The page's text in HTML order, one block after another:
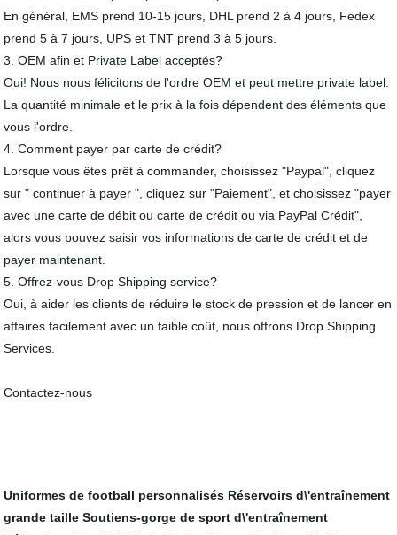
En général, EMS prend 10-15 jours, DHL prend 2 à 4 jours, Fedex
prend 5 à 7 jours, UPS et TNT prend 3 à 5 jours.
3. OEM afin et Private Label acceptés?
Oui! Nous nous félicitons de l'ordre OEM et peut mettre private label.
La quantité minimale et le prix à la fois dépendent des éléments que
vous l'ordre.
4. Comment payer par carte de crédit?
Lorsque vous êtes prêt à commander, choisissez "Paypal", cliquez
sur " continuer à payer ", cliquez sur "Paiement", et choisissez "payer
avec une carte de débit ou carte de crédit ou via PayPal Crédit",
alors vous pouvez saisir vos informations de carte de crédit et de
payer maintenant.
5. Offrez-vous Drop Shipping service?
Oui, à aider les clients de réduire le stock de pression et de lancer en
affaires facilement avec un faible coût, nous offrons Drop Shipping
Services.
Contactez-nous
Uniformes de football personnalisés Réservoirs d\'entraînement
grande taille Soutiens-gorge de sport d\'entraînement